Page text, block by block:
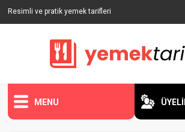
Resimli ve pratik yemek tarifleri
MENU